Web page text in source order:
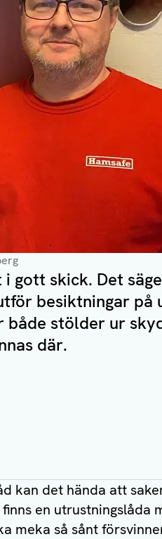
gott skick. Det
besiktningar på
stölder ur
där.
kan det hända att
en utrustningslåda
meka så sånt